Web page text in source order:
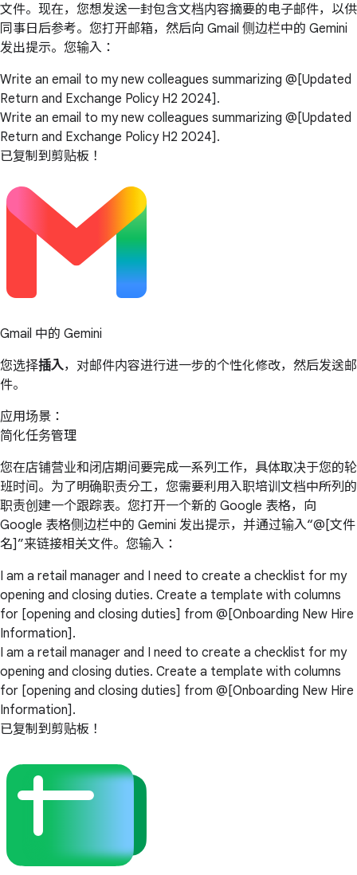
文件。现在，您想发送一封包含文档内容摘要的电子邮件，以供
同事日后参考。您打开邮箱，然后向 Gmail 侧边栏中的 Gemini
发出提示。您输入：
Write an email to my new colleagues summarizing @[Updated
Return and Exchange Policy H2 2024].
Write an email to my new colleagues summarizing @[Updated
Return and Exchange Policy H2 2024].
已复制到剪贴板！
Gmail 中的 Gemini
您选择插入，对邮件内容进行进一步的个性化修改，然后发送邮
件。
应用场景：
简化任务管理
您在店铺营业和闭店期间要完成一系列工作，具体取决于您的轮
班时间。为了明确职责分工，您需要利用入职培训文档中所列的
职责创建一个跟踪表。您打开一个新的 Google 表格，向
Google 表格侧边栏中的 Gemini 发出提示，并通过输入“@[文件
名]”来链接相关文件。您输入：
I am a retail manager and I need to create a checklist for my
opening and closing duties. Create a template with columns
for [opening and closing duties] from @[Onboarding New Hire
Information].
I am a retail manager and I need to create a checklist for my
opening and closing duties. Create a template with columns
for [opening and closing duties] from @[Onboarding New Hire
Information].
已复制到剪贴板！